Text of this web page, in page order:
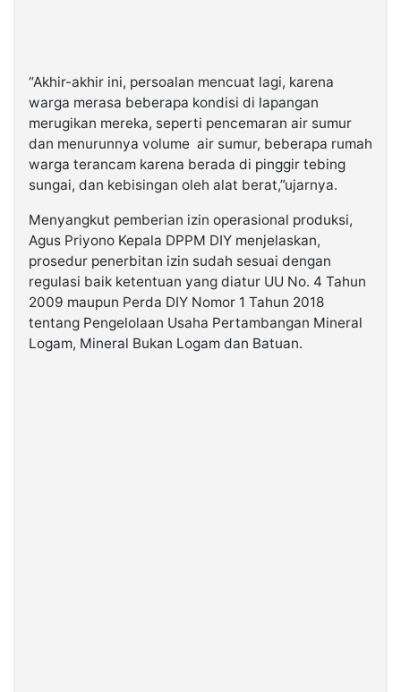
“Akhir-akhir ini, persoalan mencuat lagi, karena
warga merasa beberapa kondisi di lapangan
merugikan mereka, seperti pencemaran air sumur
dan menurunnya volume air sumur, beberapa rumah
warga terancam karena berada di pinggir tebing
sungai, dan kebisingan oleh alat berat,”ujarnya.
Menyangkut pemberian izin operasional produksi,
Agus Priyono Kepala DPPM DIY menjelaskan,
prosedur penerbitan izin sudah sesuai dengan
regulasi baik ketentuan yang diatur UU No. 4 Tahun
2009 maupun Perda DIY Nomor 1 Tahun 2018
tentang Pengelolaan Usaha Pertambangan Mineral
Logam, Mineral Bukan Logam dan Batuan.